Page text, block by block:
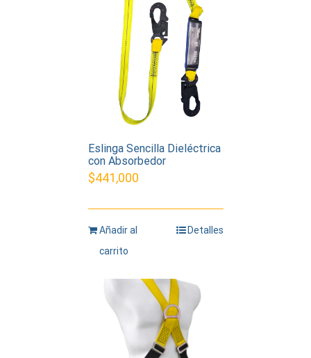
Eslinga Sencilla Dieléctrica
con Absorbedor
$441,000
Añadir al
carrito
Detalles